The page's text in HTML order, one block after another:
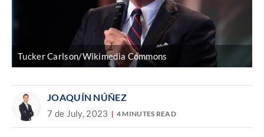
Tucker Carlson/Wikimedia Commons
JOAQUÍN NÚÑEZ
7 de July, 2023 4 MINUTES READ